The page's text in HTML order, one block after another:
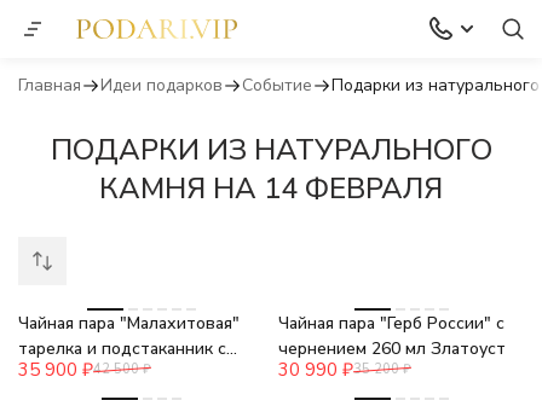
Главная Идеи подарков Событие Подарки из
ПОДАРКИ ИЗ НАТУРАЛЬНОГО
КАМНЯ НА 14 ФЕВРАЛЯ
Чайная пара "Малахитовая"
тарелка и подстаканник с
ложкой Златоуст
35 900 ₽42 500 ₽
Чайная пара "Герб России" с
чернением 260 мл Златоуст
30 990 ₽35 200 ₽
-16% -11%